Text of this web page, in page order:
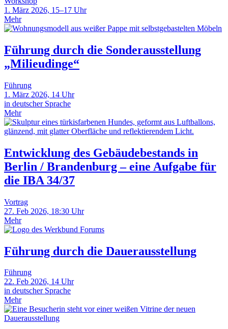
1. März 2026, 15–17 Uhr
Mehr
Führung durch die Sonderausstellung
„Milieudinge“
Führung
1. März 2026, 14 Uhr
in deutscher Sprache
Mehr
Entwicklung des Gebäudebestands in
Berlin / Brandenburg – eine Aufgabe für
die IBA 34/37
Vortrag
27. Feb 2026, 18:30 Uhr
Mehr
Führung durch die Dauerausstellung
Führung
22. Feb 2026, 14 Uhr
in deutscher Sprache
Mehr